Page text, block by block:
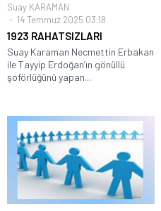
Suay KARAMAN
14 Temmuz 2025 03:18
1923 RAHATSIZLARI
Suay Karaman Necmettin Erbakan
ile Tayyip Erdoğan’ın gönüllü
şoförlüğünü yapan...